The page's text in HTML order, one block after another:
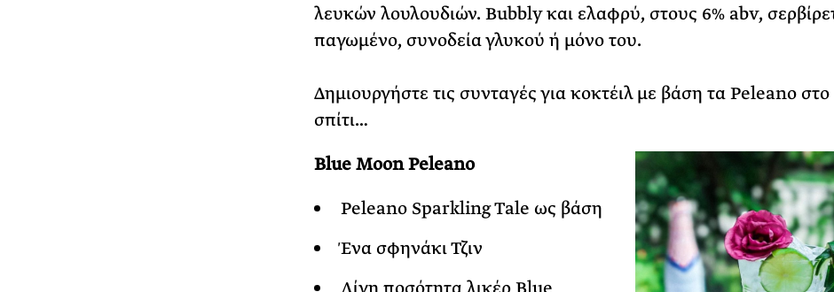
λευκών λουλουδιών. Bubbly και ελαφρύ, στους 6% abv,
παγωμένο, συνοδεία γλυκού ή μόνο του.
Δημιουργήστε τις συνταγές για κοκτέιλ με βάση τα Peleano στο
σπίτι…
Blue Moon Peleano
Peleano Sparkling Tale ως βάση
Ένα σφηνάκι Τζιν